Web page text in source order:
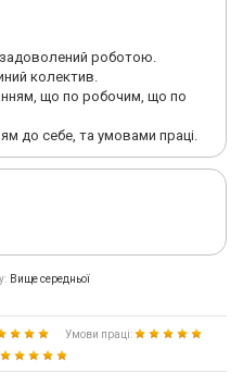
роботою.
колектив.
що по робочим, що по
до себе, та умовами праці.
Вище середньої
Умови праці: